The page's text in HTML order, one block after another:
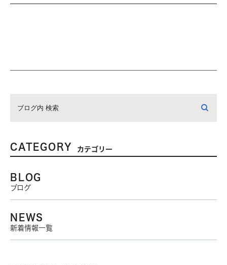
CATEGORY カテゴリー
BLOG
ブログ
NEWS
新着情報一覧